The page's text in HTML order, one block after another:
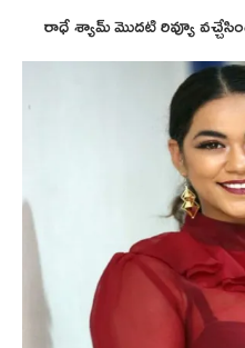
రాధే శ్యామ్ మొదటి రివ్యూ